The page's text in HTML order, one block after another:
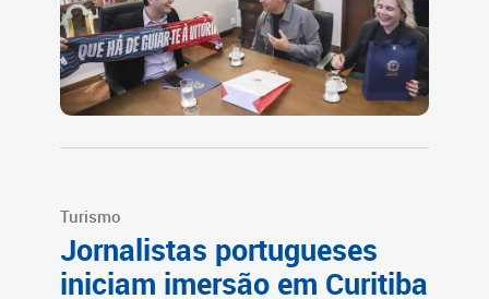
Turismo
Jornalistas portugueses
iniciam imersão em Curitiba